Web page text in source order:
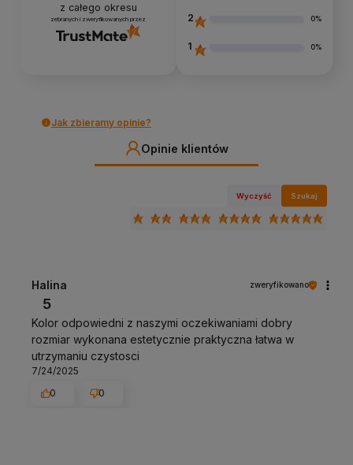
z całego okresu
zebranych i zweryfikowanych przez 2 0%
1 0%
Jak zbieramy opinie?
Opinie klientów
Wyczyść Szukaj
Halina zweryfikowano
5
Kolor odpowiedni z naszymi oczekiwaniami dobry
rozmiar wykonana estetycznie praktyczna łatwa w
utrzymaniu czystosci
7/24/2025
0
0